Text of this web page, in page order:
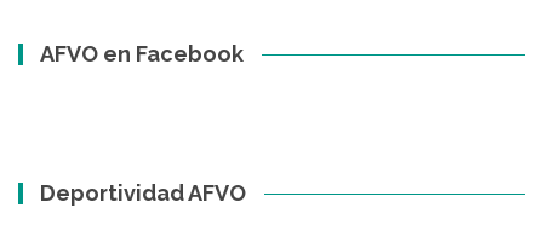
AFVO en Facebook
Deportividad AFVO